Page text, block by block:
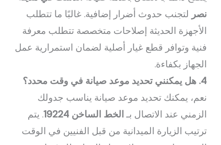
نصر لتجنب حدوث أضرار إضافية. غالبًا ما تتطلب
الأجهزة الحديثة إصلاحات متخصصة تتطلب معرفة
فنية وتوافر قطع غيار أصلية لضمان استمرارية عمل
الجهاز بكفاءة.
4. هل يمكنني تحديد موعد صيانة في وقت محدد؟
نعم، يمكنك تحديد موعد صيانة يناسب جدولك
الزمني عند الاتصال بـالخط الساخن 19224
. يتم
ترتيب الزيارة الميدانية من قبل الفنيين في الوقت